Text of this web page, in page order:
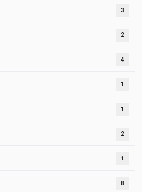
3
2
4
1
1
2
1
8